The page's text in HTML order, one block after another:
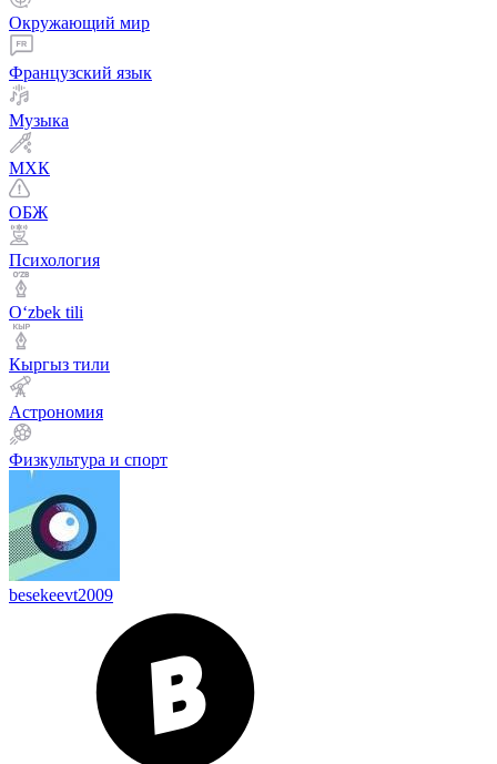
Окружающий мир
Французский язык
Музыка
МХК
ОБЖ
Психология
Оʻzbek tili
Кыргыз тили
Астрономия
Физкультура и спорт
besekeevt2009